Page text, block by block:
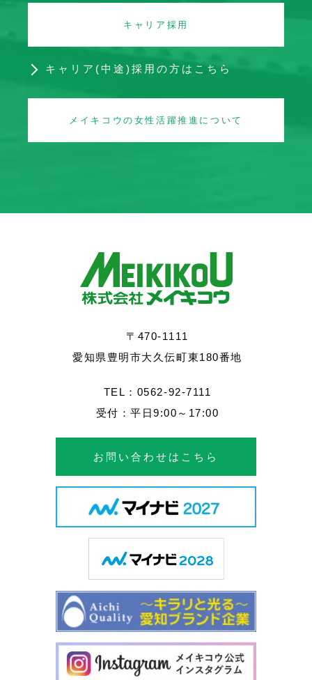
キャリア採用
キャリア(中途)採用の方はこちら
メイキコウの女性活躍推進について
〒470-1111
愛知県豊明市大久伝町東180番地
TEL：0562-92-7111
受付：平日9:00～17:00
お問い合わせはこちら